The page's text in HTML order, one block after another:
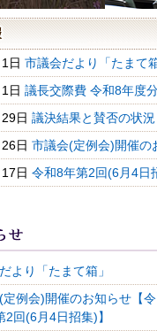
日 市議会だより「たまて箱
日 議長交際費 令和8年度
日 議決結果と賛否の状況
日 市議会(定例会)開催の
日 令和8年第2回(6月4日
より「たまて箱」
定例会)開催のお知らせ【令
2回(6月4日招集)】